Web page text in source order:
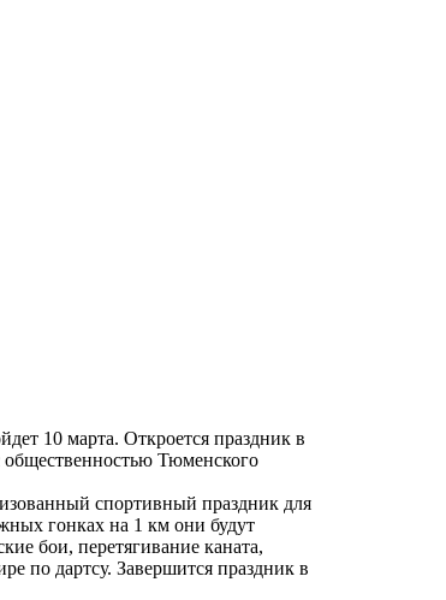
10 марта. Откроется праздник в
общественностью Тюменского
спортивный праздник для
гонках на 1 км они будут
бои, перетягивание каната,
по дартсу. Завершится праздник в